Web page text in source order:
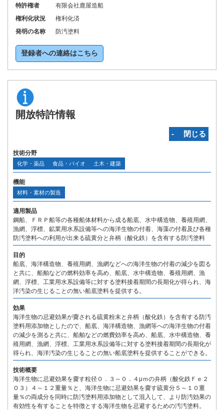
特許権者
有限会社鹿屋造船
権利化状況
権利化済
発明の名称
防汚塗料
登録者への連絡はこちら
開放特許情報
‐ 閉じる
技術分野
化学・薬品 食品・バイオ 土木・建築
機能
材料・素材の製造
適用製品
鋼船、ＦＲＰ船等の各種船体材料から成る船底、水中構造物、養殖用網、
漁網、浮標、鉱業用水系設備等への海洋生物の付着、海藻の付着及び各種
防汚塗料への利用が出来る硫黄分と弁柄（酸化鉄）を含有する防汚塗料
目的
船底、海洋構造物、養殖用網、漁網などへの海洋生物の付着の減少を図る
と共に、船舶などの燃料効率を高め、船底、水中構造物、養殖用網、漁
網、浮標、工業用水系設備等に対する塗料接着期間の長期化が得られ、海
洋汚染の生じることの無い船底塗料を提供する。
効果
海洋生物の忌避効果が齎される硫黄粉末と弁柄（酸化鉄）を含有する防汚
塗料用添加物としたので、船底、海洋構造物、漁網等への海洋生物の付着
の減少を測ると共に、船舶などの燃費効率を高め、船底、水中構造物、養
殖用網、漁網、浮標、工業用水系設備等に対する塗料接着期間の長期化が
得られ、海洋汚染の生じることの無い船底塗料を提供することができる。
技術概要
海洋生物に忌避効果を齎す粒径０．３～０．４μｍの弁柄（酸化鉄Ｆｅ２
Ｏ３）４～１２重量％と、海洋生物に忌避効果を齎す硫黄分５～１０重
量％の両成分を同時に防汚塗料用添加物として混入して、より防汚効果の
有効性を有することを特徴とする海洋生物を忌避するための汚汚塗料。